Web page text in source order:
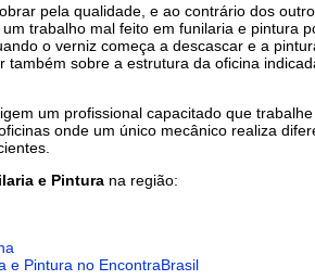
pela qualidade, e ao contrário dos
trabalho mal feito em funilaria e pintura
o verniz começa a descascar e a
também sobre a estrutura da oficina
um profissional capacitado que trabalhe
onde um único mecânico realiza
e Pintura na região:
e Pintura no EncontraBrasil